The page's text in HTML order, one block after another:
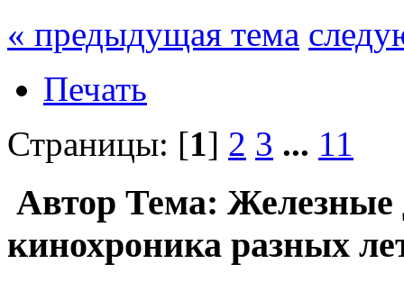
« предыдущая тема
Печать
Страницы: [1] 2 3 ... 11
Автор Тема: Железные
кинохроника разных